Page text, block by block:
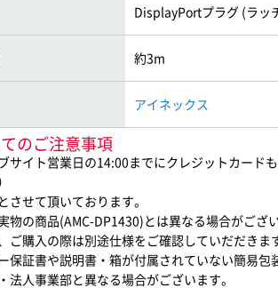
DisplayPortプラグ (ラッ
約3m
アイネックス
のご注意事項
イト営業日の14:00までにクレジットカード
せて頂いております。
の商品(AMC-DP1430)とは異なる場合がござい
購入の際は別途仕様をご確認していだだきま
証書や説明書・箱が付属されていない簡易包
人事業部と異なる場合がございます。